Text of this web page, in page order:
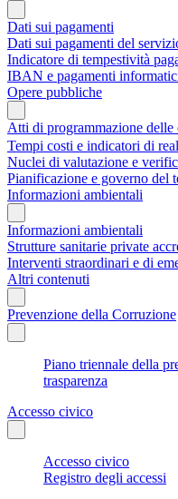
Dati sui pagamenti
Dati sui pagamenti del
Indicatore di tempestività
IBAN e pagamenti
Opere pubbliche
Atti di programmazione delle
Tempi costi e indicatori di
Nuclei di valutazione e
Pianificazione e governo del
Informazioni ambientali
Informazioni ambientali
Strutture sanitarie private
Interventi straordinari e di
Altri contenuti
Prevenzione della Corruzione
Piano triennale della
trasparenza
Accesso civico
Accesso civico
Registro degli accessi